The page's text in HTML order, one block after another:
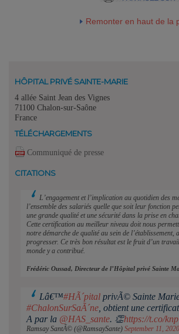
Remonter en haut de la
HÔPITAL PRIVÉ SAINTE-MARIE
4 allée Saint Jean des Vignes
71100 Chalon-sur-Saône
France
TÉLÉCHARGEMENTS
Communiqué de presse
CITATIONS
L’engagement et l’implication au quotidien des
l’ensemble des salariés quelle que soit leur fonction
une grande qualité et une sécurité dans la prise en
Cette certification au meilleur niveau doit nous
notre démarche de qualité au sein de l’établissement,
progresser. Ce très bon résultat est le fruit d’un
monde y a contribué.
Frédéric Oussad, Directeur de l’Hôpital privé Sainte
Lâ€™#HÃ´pital privÃ© Sainte
#ChalonSurSaÃ´ne, obtient une
A par la @HAS_sante. 👏https://t.co/
Ramsay SantÃ© (@RamsaySante) September 11, 2020